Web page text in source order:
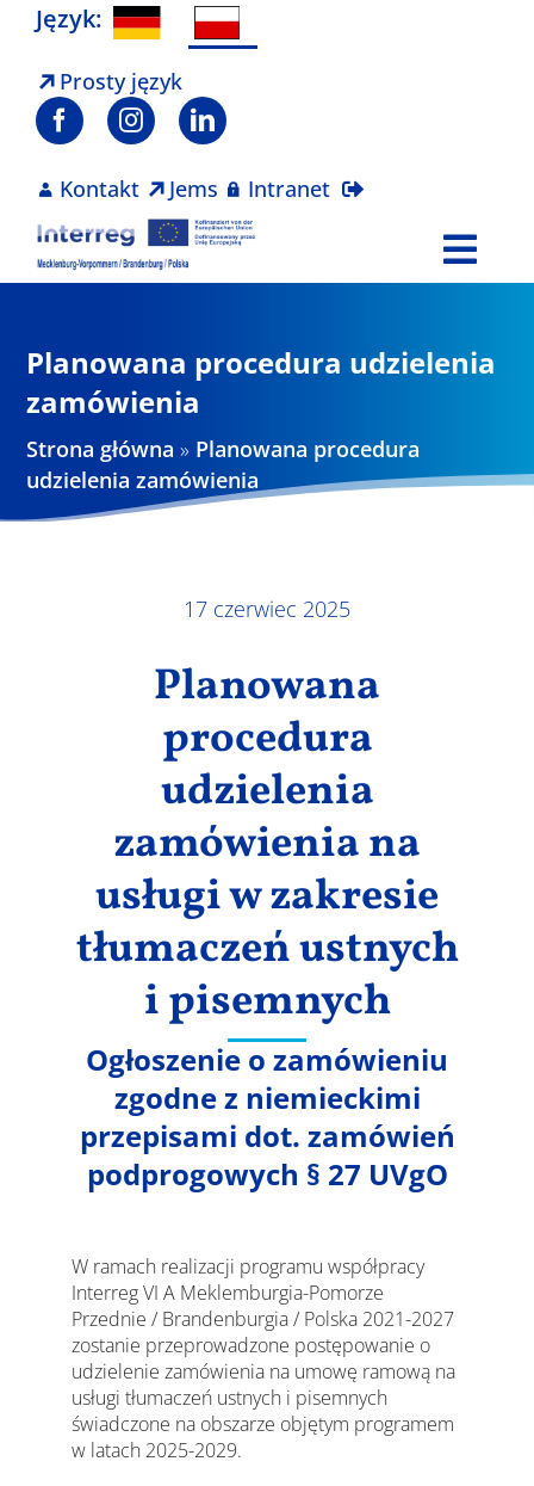
Skip
content
Język:
Prosty język
Kontakt Jems Intranet
Projekty
Aktualności
Planowana procedura udzielenia
zamówienia
Strona główna » Planowana procedura
udzielenia zamówienia
17 czerwiec 2025
Planowana
procedura
udzielenia
zamówienia na
usługi w zakresie
tłumaczeń ustnych
i pisemnych
Ogłoszenie o zamówieniu
zgodne z niemieckimi
przepisami dot. zamówień
podprogowych § 27 UVgO
W ramach realizacji programu współpracy
Interreg VI A Meklemburgia-Pomorze
Przednie / Brandenburgia / Polska 2021-2027
zostanie przeprowadzone postępowanie o
udzielenie zamówienia na umowę ramową na
usługi tłumaczeń ustnych i pisemnych
świadczone na obszarze objętym programem
w latach 2025-2029.